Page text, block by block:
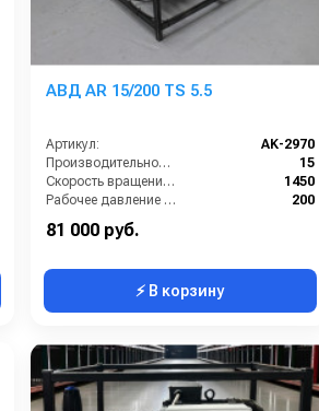
АВД AR 15/200 TS 5.5
Артикул:
AK-2970
Производительность (л/мин):
15
Скорость вращения (об/мин):
1450
Рабочее давление (бар):
200
81 000 руб.
⚡ В корзину